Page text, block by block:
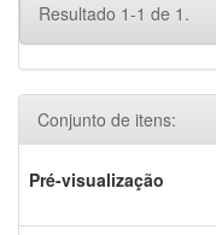
Resultado 1-1 de 1.
Conjunto de itens:
Pré-visualização